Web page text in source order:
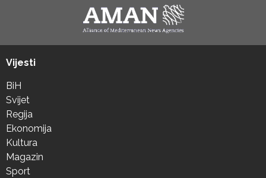
Vijesti
BiH
Svijet
Regija
Ekonomija
Kultura
Magazin
Sport